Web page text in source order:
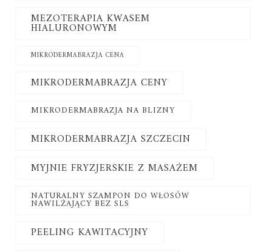
MEZOTERAPIA KWASEM
HIALURONOWYM
MIKRODERMABRAZJA CENA
MIKRODERMABRAZJA CENY
MIKRODERMABRAZJA NA BLIZNY
MIKRODERMABRAZJA SZCZECIN
MYJNIE FRYZJERSKIE Z MASAŻEM
NATURALNY SZAMPON DO WŁOSÓW
NAWILŻAJĄCY BEZ SLS
PEELING KAWITACYJNY